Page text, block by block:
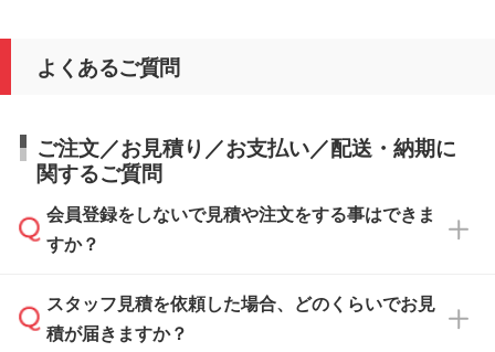
よくあるご質問
ご注文／お見積り／お支払い／配送・納期に
関するご質問
会員登録をしないで見積や注文をする事はできま
すか？
可能です。見積・注文フォームにて『ゲストの
まま進む』ボタンからお進みのうえ、ご依頼く
スタッフ見積を依頼した場合、どのくらいでお見
積が届きますか？